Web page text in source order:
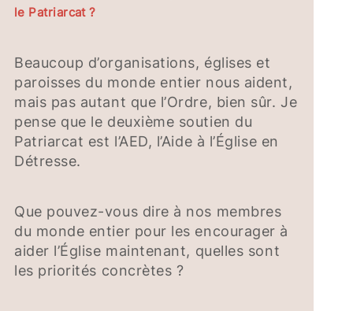
le Patriarcat ?
Beaucoup d’organisations, églises et
paroisses du monde entier nous aident,
mais pas autant que l’Ordre, bien sûr. Je
pense que le deuxième soutien du
Patriarcat est l’AED, l’Aide à l’Église en
Détresse.
Que pouvez-vous dire à nos membres
du monde entier pour les encourager à
aider l’Église maintenant, quelles sont
les priorités concrètes ?